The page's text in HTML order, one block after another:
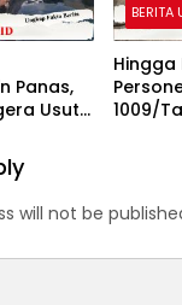
Panas,
Usut
BERITA
Hingga
1009/
will not be